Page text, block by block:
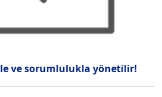
ve sorumlulukla yönetilir!